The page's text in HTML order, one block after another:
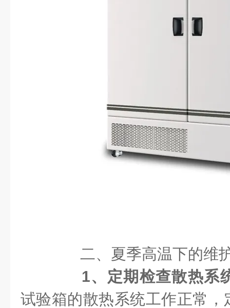
二、夏季高温下的维
1、定期检查散热系
试验箱的散热系统工作正常